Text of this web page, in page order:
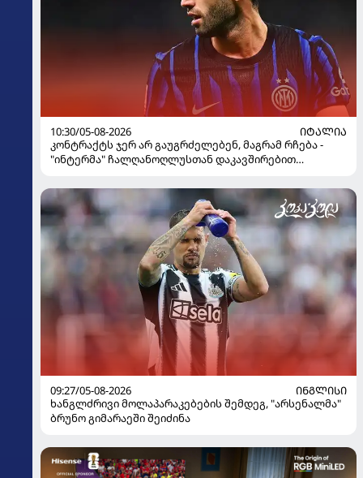
10:30/05-08-2026
ᲘᲢᲐᲚᲘᲐ
კონტრაქტს ჯერ არ გაუგრძელებენ, მაგრამ რჩება -
"ინტერმა" ჩალღანოღლუსთან დაკავშირებით
09:27/05-08-2026
ᲘᲜᲒᲚᲘᲡᲘ
ხანგლძრივი მოლაპარაკებების შემდეგ, "არსენალმა"
ბრუნო გიმარაეში შეიძინა